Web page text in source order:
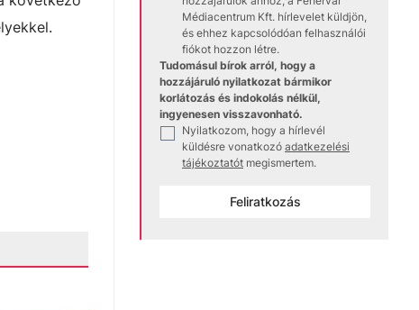
Médiacentrum Kft. hírlevelet küldjön,
és ehhez kapcsolódóan felhasználói
fiókot hozzon létre.
Tudomásul bírok arról, hogy a
hozzájáruló nyilatkozat bármikor
korlátozás és indokolás nélkül,
ingyenesen visszavonható.
✓
Nyilatkozom, hogy a hírlevél
küldésre vonatkozó adatkezelési
tájékoztatót megismertem.
Feliratkozás